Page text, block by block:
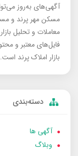
آگهی‌های به‌روز
مسکن مهر پرند و
معاملات و تحلیل
فایل‌های معتبر و
بازار املاک پرند است.
دسته‌بندی
آگهی ها
وبلاگ